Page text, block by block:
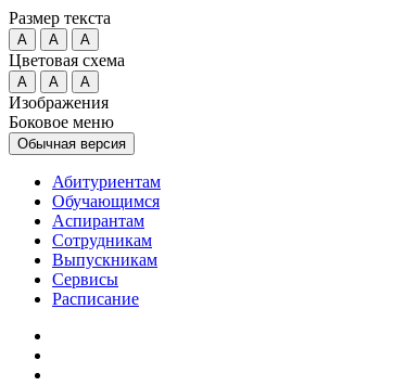
Размер текста
A A A
Цветовая схема
A A A
Изображения
Боковое меню
Обычная версия
Абитуриентам
Обучающимся
Аспирантам
Сотрудникам
Выпускникам
Сервисы
Расписание